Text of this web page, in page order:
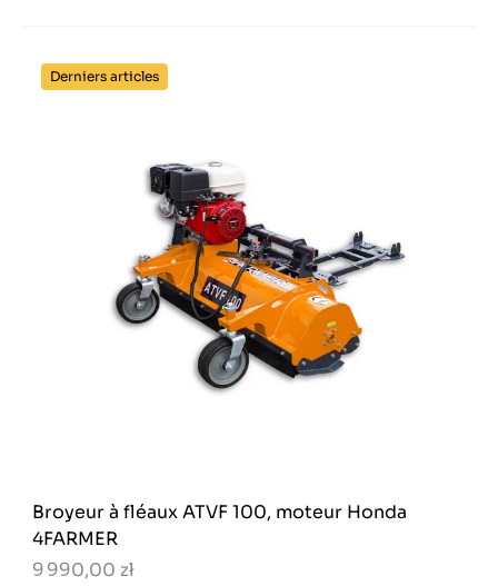
Derniers articles
Broyeur à fléaux ATVF 100, moteur Honda
4FARMER
9 990,00 zł